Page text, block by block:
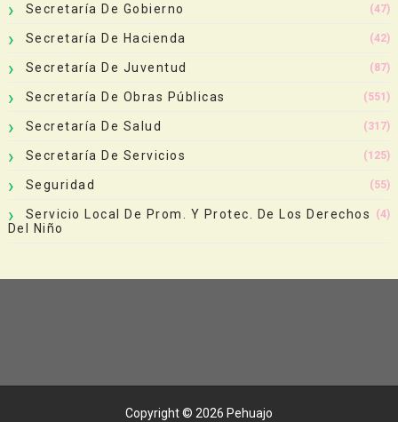
Secretaría De Gobierno (47)
Secretaría De Hacienda (42)
Secretaría De Juventud (87)
Secretaría De Obras Públicas (551)
Secretaría De Salud (317)
Secretaría De Servicios (125)
Seguridad (55)
Servicio Local De Prom. Y Protec. De Los Derechos
Del Niño
(4)
Copyright © 2026 Pehuajo